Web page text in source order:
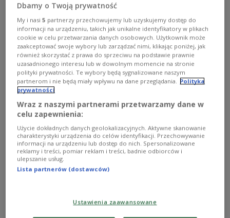
Niedzielski, którzy stworzyli utwór "Niby to wiem". Ania
Szlagowska opowiedziała też o nadchodzącej trasie
koncertowej i swojej drugiej płycie.
Zobacz więcej na temat:Ania Szlagowska
Marek Niedzielski: przy tej płycie czuję,
Studio Czwórki odwiedził Marek Niedzielski, którego
Dbamy o Twoją prywatność
My i nasi5 partnerzy przechowujemy lub uzyskujemy dostęp do
informacji na urządzeniu, takich jak unikalne identyfikatory w plikach
cookie w celu przetwarzania danych osobowych. Użytkownik może
zaakceptować swoje wybory lub zarządzać nimi, klikając poniżej, jak
również skorzystać z prawa do sprzeciwu na podstawie prawnie
uzasadnionego interesu lub w dowolnym momencie na stronie
polityki prywatności. Te wybory będą sygnalizowane naszym
partnerom i nie będą miały wpływu na dane przeglądania. Polityka
prywatności
Wraz z naszymi partnerami przetwarzamy dane w
celu zapewnienia:
Użycie dokładnych danych geolokalizacyjnych. Aktywne skanowanie
charakterystyki urządzenia do celów identyfikacji. Przechowywanie
informacji na urządzeniu lub dostęp do nich. Spersonalizowane
reklamy i treści, pomiar reklam i treści, badnie odbiorców i
ulepszanie usług.
Lista partnerów (dostawców)
Ustawienia zaawansowane